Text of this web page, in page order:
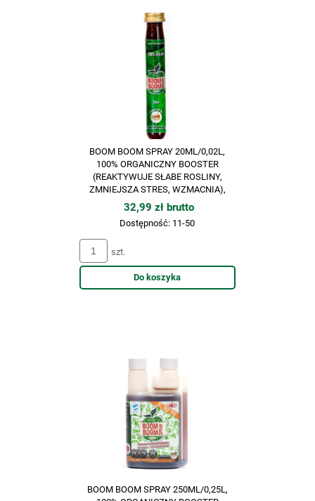
BOOM BOOM SPRAY 20ML/0,02L,
100% ORGANICZNY BOOSTER
(REAKTYWUJE SŁABE ROSLINY,
ZMNIEJSZA STRES, WZMACNIA),
BIOTABS
32,99 zł brutto
Dostępność: 11-50
szt.
Do koszyka
BOOM BOOM SPRAY 250ML/0,25L,